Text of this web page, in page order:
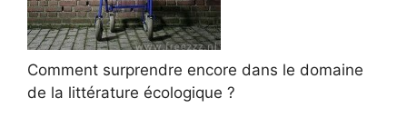
Comment surprendre encore dans le domaine
de la littérature écologique ?